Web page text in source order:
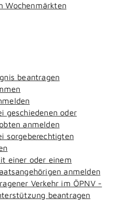
Wochenmärkten
beantragen
geschiedenen oder
anmelden
sorgeberechtigten
einer oder einem
anmelden
Verkehr im ÖPNV -
beantragen